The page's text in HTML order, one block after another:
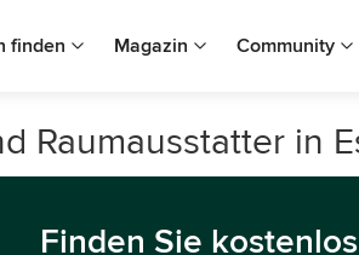
finden Magazin Community
Raumausstatter in
Finden Sie